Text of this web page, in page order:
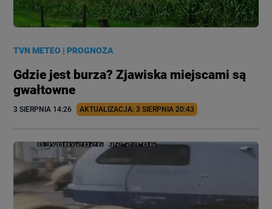
TVN METEO |PROGNOZA
Gdzie jest burza? Zjawiska miejscami są
gwałtowne
3 SIERPNIA 14:26 AKTUALIZACJA: 3 SIERPNIA 20:43